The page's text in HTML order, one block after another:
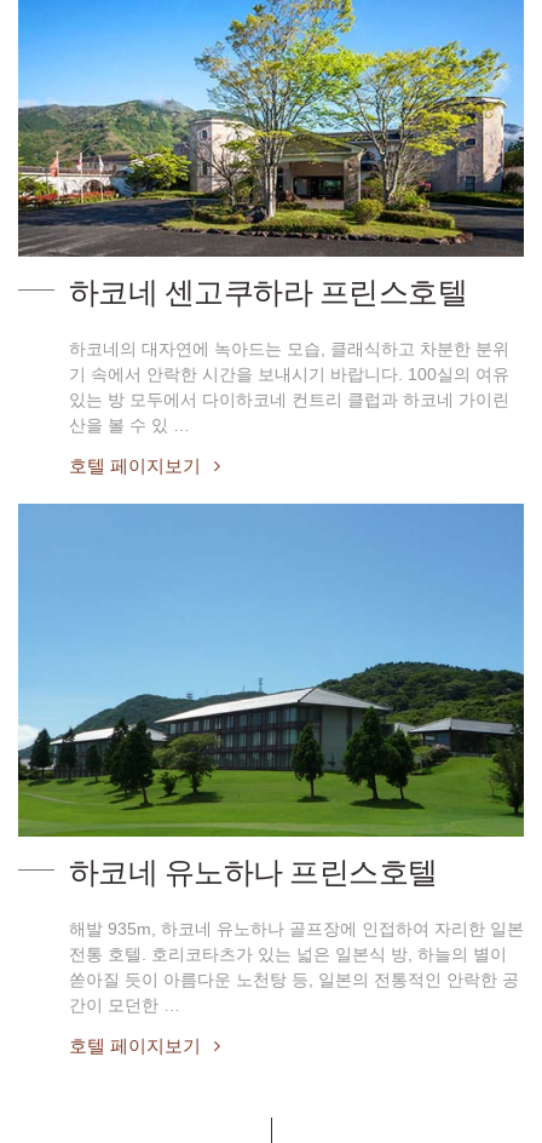
하코네 센고쿠하라 프린스호텔
하코네의 대자연에 녹아드는 모습, 클래식하고 차분한 분위
기 속에서 안락한 시간을 보내시기 바랍니다. 100실의 여유
있는 방 모두에서 다이하코네 컨트리 클럽과 하코네 가이린
산을 볼 수 있 …
호텔 페이지보기
하코네 유노하나 프린스호텔
해발 935m, 하코네 유노하나 골프장에 인접하여 자리한 일본
전통 호텔. 호리코타츠가 있는 넓은 일본식 방, 하늘의 별이
쏟아질 듯이 아름다운 노천탕 등, 일본의 전통적인 안락한 공
간이 모던한 …
호텔 페이지보기